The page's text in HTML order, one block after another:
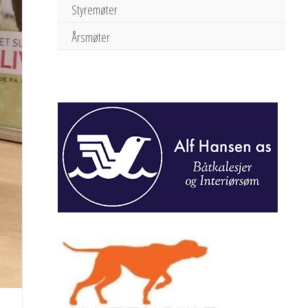
Styremøter
Årsmøter